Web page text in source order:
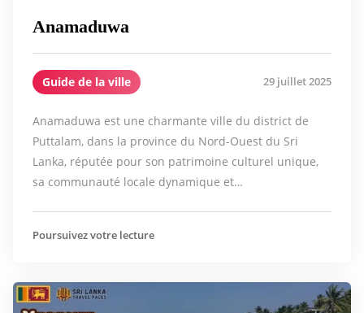
Anamaduwa
Guide de la ville 29 juillet 2025
Anamaduwa est une charmante ville du district de
Puttalam, dans la province du Nord-Ouest du Sri
Lanka, réputée pour son patrimoine culturel unique,
sa communauté locale dynamique et…
Poursuivez votre lecture